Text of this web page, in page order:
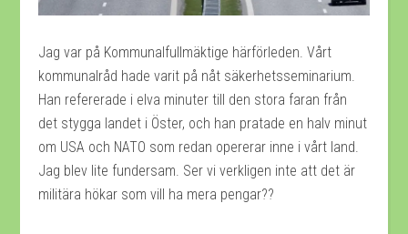
Jag var på Kommunalfullmäktige härförleden. Vårt
kommunalråd hade varit på nåt säkerhetsseminarium.
Han refererade i elva minuter till den stora faran från
det stygga landet i Öster, och han pratade en halv minut
om USA och NATO som redan opererar inne i vårt land.
Jag blev lite fundersam. Ser vi verkligen inte att det är
militära hökar som vill ha mera pengar??